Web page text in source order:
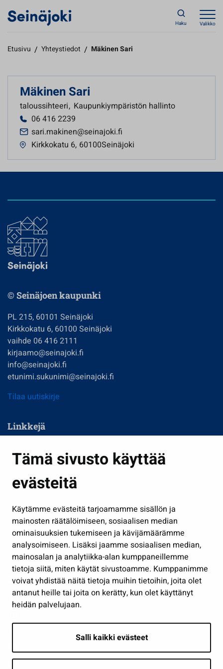
Tämä sivusto käyttää
evästeitä
Käytämme evästeitä tarjoamamme sisällön ja
mainosten räätälöimiseen, sosiaalisen median
ominaisuuksien tukemiseen ja kävijämäärämme
analysoimiseen. Lisäksi jaamme sosiaalisen median,
mainosalan ja analytiikka-alan kumppaneillemme
tietoja siitä, miten käytät sivustoamme. Kumppanimme
voivat yhdistää näitä tietoja muihin tietoihin, joita olet
antanut heille tai joita on kerätty, kun olet käyttänyt
heidän palvelujaan.
Salli kaikki evästeet
Haku Valikko
Etusivu / Yhteystiedot / Mäkinen Sari
Mäkinen Sari
taloussihteeri, Kaupunkiympäristön hallinto
06 416 2239
sari.makinen@seinajoki.fi
Kirkkokatu 6, 60100Seinäjoki
© Seinäjoen kaupunki
PL 215, 60101 Seinäjoki
Kirkkokatu 6, 60100 Seinäjoki
vaihde 06 416 2111
kirjaamo@seinajoki.fi
info@seinajoki.fi
etunimi.sukunimi@seinajoki.fi
Tilaa uutiskirje
Linkkejä
Kasvatus ja opetus
Kulttuuri ja liikunta
Työ ja yrittäminen
Osallistu ja asioi
Näytä omat evästeasetukseni
Seuraa meitä